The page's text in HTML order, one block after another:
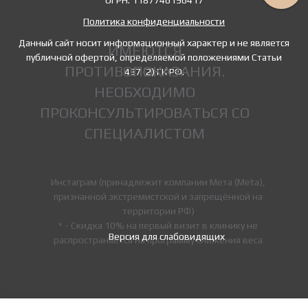
Политика конфиденциальности
Данный сайт носит информационный характер и не является
публичной офертой, определяемой положениями Статьи
437 (2) ГК РФ.
Версия для слабовидящих
Инстаграм (принадлежит компании Мета (Meta),
признанной экстремистской и запрещённой на
территории РФ)
* - Скидка 10% на первый визит в клинику не
распространяется на программу снижения веса
ИМЕЮТСЯ
ПРОТИВОПОКАЗАНИЯ.
НЕОБХОДИМО
ПРОКОНСУЛЬТИРОВАТЬСЯ СО
СПЕЦИАЛИСТОМ